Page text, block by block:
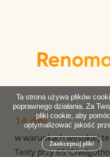
14 dni
w warunkach wysokiej
Testy przy 65°C/
Ta strona używa plików
poprawnego działania. Za
pliki cookie, aby
optymalizować jakość
Zaakceptuj pliki